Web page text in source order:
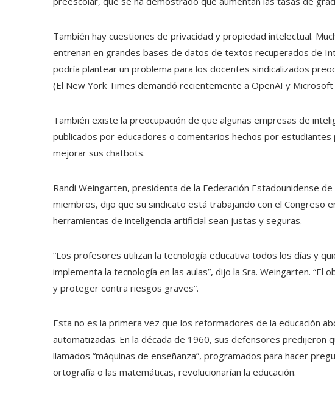
También hay cuestiones de privacidad y propiedad intelectual.
entrenan en grandes bases de datos de textos recuperados de
podría plantear un problema para los docentes sindicalizados
(El New York Times demandó recientemente a OpenAI y
También existe la preocupación de que algunas empresas de
publicados por educadores o comentarios hechos por
mejorar sus chatbots.
Randi Weingarten, presidenta de la Federación Estadounidense
miembros, dijo que su sindicato está trabajando con el Congreso
herramientas de inteligencia artificial sean justas y seguras.
“Los profesores utilizan la tecnología educativa todos los días y
implementa la tecnología en las aulas”, dijo la Sra. Weingarten.
y proteger contra riesgos graves”.
Esta no es la primera vez que los reformadores de la educación
automatizadas. En la década de 1960, sus defensores predijeron
llamados “máquinas de enseñanza”, programados para hacer
ortografía o las matemáticas, revolucionarían la educación.